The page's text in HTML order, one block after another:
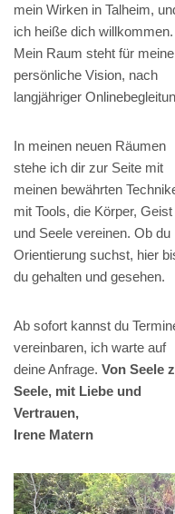
mein Wirken in Talheim,
ich heiße dich willkommen.
Mein Raum steht für meine
persönliche Vision, nach
langjähriger
In meinen neuen Räumen
stehe ich dir zur Seite mit
meinen bewährten
mit Tools, die Körper, Geist
und Seele vereinen. Ob du
Orientierung suchst, hier
du gehalten und gesehen.
Ab sofort kannst du
vereinbaren, ich warte auf
deine Anfrage. Von Seele
Seele, mit Liebe und
Vertrauen,
Irene Matern